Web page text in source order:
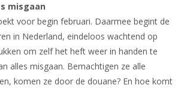
misgaan
voor begin februari. Daarmee begint de
in Nederland, eindeloos wachtend op
om zelf het heft weer in handen te
alles misgaan. Bemachtigen ze alle
komen ze door de douane? En hoe komt